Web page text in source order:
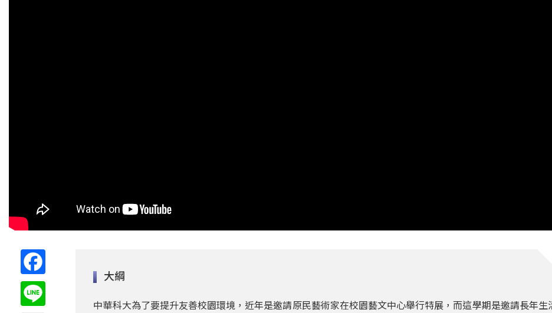
大綱
中華科大為了要提升友善校園環境，近年是邀請原民藝術家在校園藝文中心舉行特展，而這學期是邀請長年生